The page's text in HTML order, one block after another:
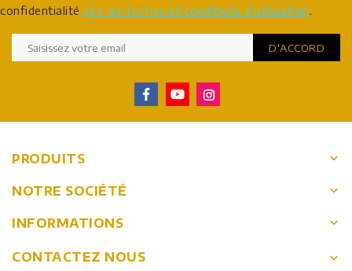
confidentialité Lire les termes et conditions d'utilisation.
PRODUITS keyboard_arrow_down
NOTRE SOCIÉTÉ keyboard_arrow_down
INFORMATIONS keyboard_arrow_down
CONTACTEZ NOUS keyboard_arrow_down